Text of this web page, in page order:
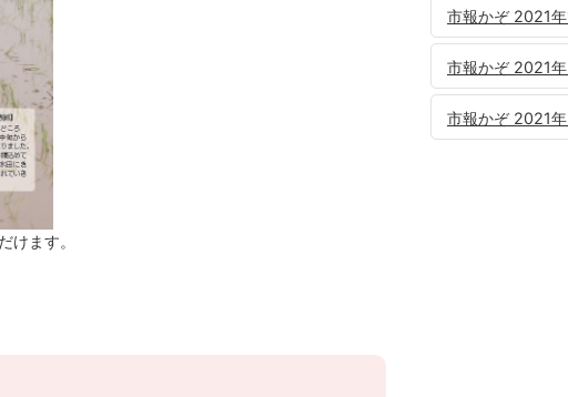
けます。
市報かぞ 2021
市報かぞ 2021
市報かぞ 2021